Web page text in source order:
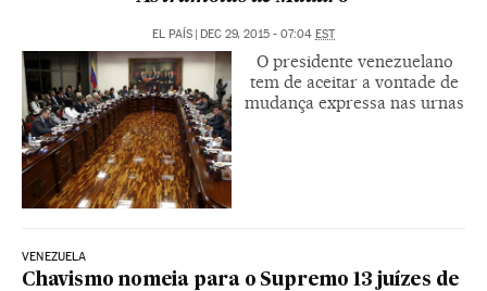
EL PAÍS | DEC 29, 2015 - 07:04 EST
O presidente venezuelano
tem de aceitar a vontade de
mudança expressa nas urnas
VENEZUELA
Chavismo nomeia para o Supremo 13 juízes de